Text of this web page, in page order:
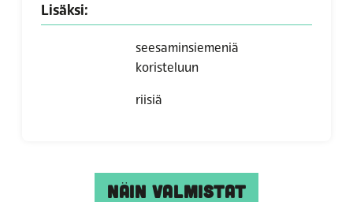
Lisäksi:
seesaminsiemeniä
koristeluun
riisiä
NÄIN VALMISTAT